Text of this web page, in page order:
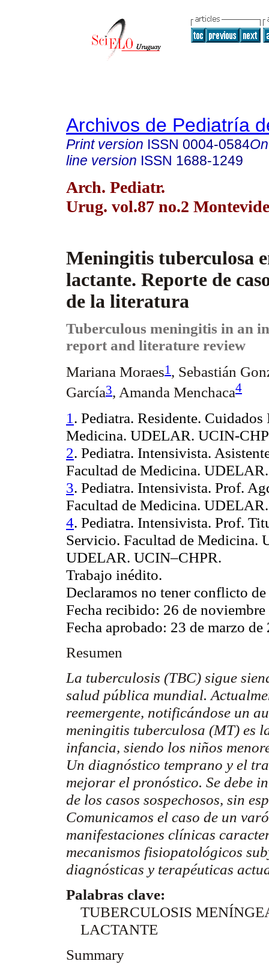
Archivos de Pediatría
Print version ISSN 0004-0584
line version ISSN 1688-1249
Arch. Pediatr.
Urug. vol.87 no.2
Meningitis tuberculosa
lactante. Reporte de
de la literatura
Tuberculous meningitis in an
report and literature review
Mariana Moraes1 , Sebastián
García3, Amanda Menchaca4
1 . Pediatra. Residente.
Medicina. UDELAR. UCIN-
2. Pediatra. Intensivista.
Facultad de Medicina.
3. Pediatra. Intensivista. Prof.
Facultad de Medicina.
4. Pediatra. Intensivista. Prof.
Servicio. Facultad de Medicina.
UDELAR. UCIN–CHPR.
Trabajo inédito.
Declaramos no tener conflicto de
Fecha recibido: 26 de
Fecha aprobado: 23 de marzo de
Resumen
La tuberculosis (TBC) sigue
salud pública mundial.
reemergente, notificándose un
meningitis tuberculosa (MT) es
infancia, siendo los niños
Un diagnóstico temprano y el
mejorar el pronóstico. Se debe
de los casos sospechosos, sin
Comunicamos el caso de un
manifestaciones clínicas
mecanismos fisiopatológicos
diagnósticas y terapéuticas
Palabras clave:
TUBERCULOSIS
LACTANTE
Summary